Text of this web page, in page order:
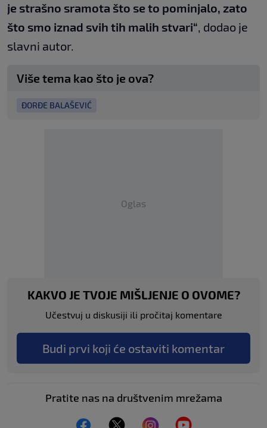
je strašno sramota što se to pominjalo, zato
što smo iznad svih tih malih stvari“, dodao je
slavni autor.
Više tema kao što je ova?
ĐORĐE BALAŠEVIĆ
Oglas
KAKVO JE TVOJE MIŠLJENJE O OVOME?
Učestvuj u diskusiji ili pročitaj komentare
Budi prvi koji će ostaviti komentar
Pratite nas na društvenim mrežama